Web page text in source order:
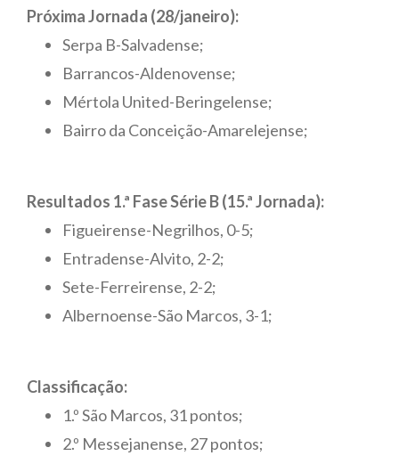
Próxima Jornada (28/janeiro):
Serpa B-Salvadense;
Barrancos-Aldenovense;
Mértola United-Beringelense;
Bairro da Conceição-Amarelejense;
Resultados 1.ª Fase Série B (15.ª Jornada):
Figueirense-Negrilhos, 0-5;
Entradense-Alvito, 2-2;
Sete-Ferreirense, 2-2;
Albernoense-São Marcos, 3-1;
Classificação:
1.º São Marcos, 31 pontos;
2.º Messejanense, 27 pontos;